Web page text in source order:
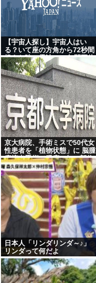
【宇宙人探し】宇宙人はい
る？いて座の方角から72秒間
捉えた強い電波、50年間正体
分からぬ「Wow！信号」…
「合理的に考えると、宇宙人
からの信号の可能性」
京大病院、手術ミスで50代女
性患者を「植物状態」に 脳腫
瘍摘出手術で腫瘍の無い部位
を摘出してしまう
日本人「リンダリンダ～♪」
リンダって何だよ